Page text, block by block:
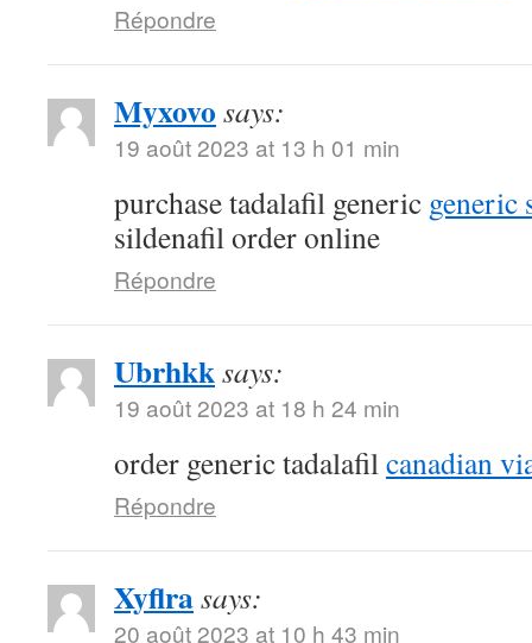
Répondre
Myxovo says:
19 août 2023 at 13 h 01 min
purchase tadalafil generic generic
sildenafil order online
Répondre
Ubrhkksays:
19 août 2023 at 18 h 24 min
order generic tadalafilcanadian
Répondre
Xyflrasays:
20 août 2023 at 10 h 43 min